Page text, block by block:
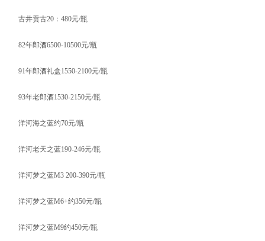
古井贡古20：480元/瓶
82年郎酒6500-10500元/瓶
91年郎酒礼盒1550-2100元/瓶
93年老郎酒1530-2150元/瓶
洋河海之蓝约70元/瓶
洋河老天之蓝190-246元/瓶
洋河梦之蓝M3 200-390元/瓶
洋河梦之蓝M6+约350元/瓶
洋河梦之蓝M9约450元/瓶